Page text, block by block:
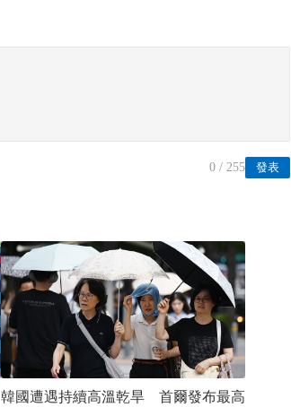
發表
0 / 255
韓國遭遇持續高溫乾旱 首爾發布最高